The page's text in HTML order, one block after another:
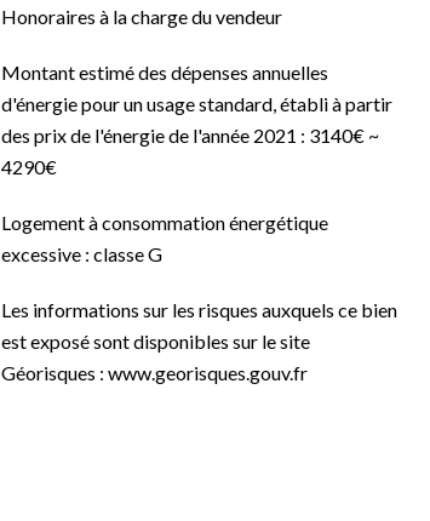
Honoraires à la charge du vendeur
Montant estimé des dépenses annuelles
d'énergie pour un usage standard, établi à partir
des prix de l'énergie de l'année 2021 : 3140€ ~
4290€
Logement à consommation énergétique
excessive : classe G
Les informations sur les risques auxquels ce bien
est exposé sont disponibles sur le site
Géorisques : www.georisques.gouv.fr